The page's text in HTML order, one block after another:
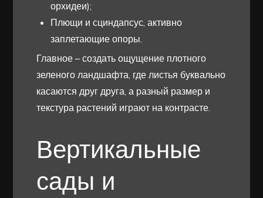
орхидеи);
Плющи и сциндапсус, активно
заплетающие опоры.
Главное – создать ощущение плотного
зеленого ландшафта, где листья буквально
касаются друг друга, а разный размер и
текстура растений играют на контрасте.
Вертикальные
сады и